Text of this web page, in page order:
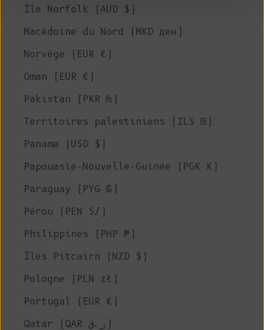
Île Norfolk (AUD $)
Macédoine du Nord (MKD ден)
Norvège (EUR €)
Oman (EUR €)
Pakistan (PKR ₨)
Territoires palestiniens (ILS ₪)
Panama (USD $)
Papouasie-Nouvelle-Guinée (PGK K)
Paraguay (PYG ₲)
Pérou (PEN S/)
Philippines (PHP ₱)
Îles Pitcairn (NZD $)
Pologne (PLN zł)
Portugal (EUR €)
Qatar (QAR ر.ق)